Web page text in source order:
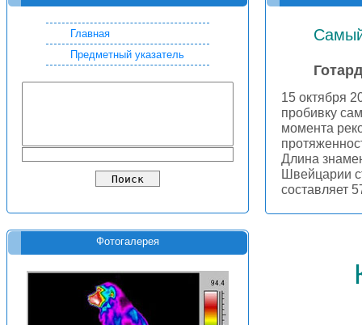
Главная
Предметный указатель
Фотогалерея
15 октября
пробивку
момента
Длина
Швейцарии
составляет